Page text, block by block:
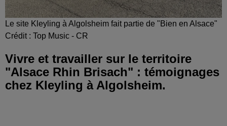
Le site Kleyling à Algolsheim fait partie de "Bien en Alsace"
Crédit : Top Music - CR
Vivre et travailler sur le territoire
"Alsace Rhin Brisach" : témoignages
chez Kleyling à Algolsheim.